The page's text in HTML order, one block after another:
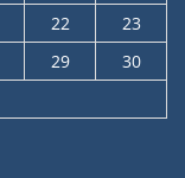
22
23
29
30